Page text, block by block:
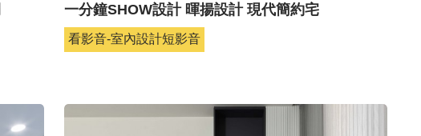
一分鐘SHOW設計 暉揚設計 現代簡約宅
看影音-室內設計短影音